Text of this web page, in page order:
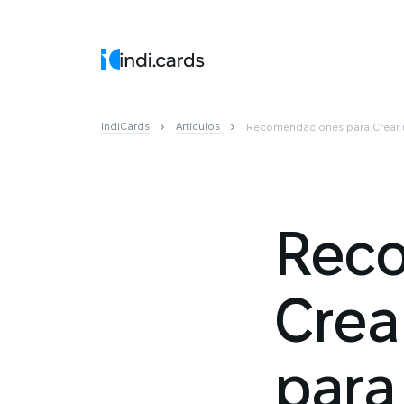
IndiCards Artículos Recomendaciones para Crear